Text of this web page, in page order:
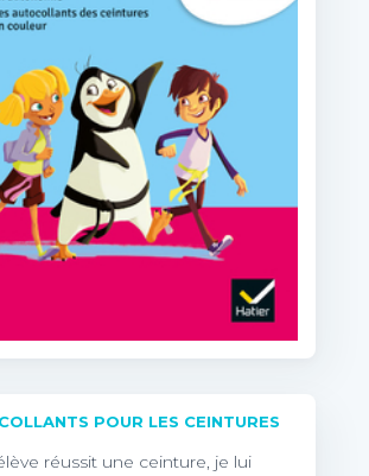
POUR LES CEINTURES
réussit une ceinture, je lui